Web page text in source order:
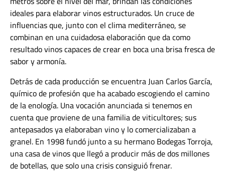
ideales para elaborar vinos estructurados. Un cruce de
influencias que, junto con el clima mediterráneo, se
combinan en una cuidadosa elaboración que da como
resultado vinos capaces de crear en boca una brisa fresca de
sabor y armonía.
Detrás de cada producción se encuentra Juan Carlos García,
químico de profesión que ha acabado escogiendo el camino
de la enología. Una vocación anunciada si tenemos en
cuenta que proviene de una familia de viticultores; sus
antepasados ya elaboraban vino y lo comercializaban a
granel. En 1998 fundó junto a su hermano Bodegas Torroja,
una casa de vinos que llegó a producir más de dos millones
de botellas, que solo una crisis consiguió frenar.